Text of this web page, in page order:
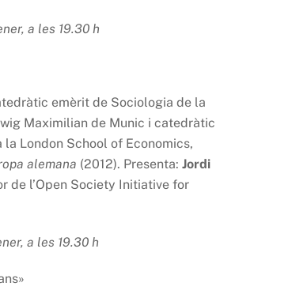
a les 19.30 h
emèrit de Sociologia de la
Maximilian de Munic i catedràtic
la London School of Economics,
alemana (2012). Presenta: Jordi
de l’Open Society Initiative for
a les 19.30 h